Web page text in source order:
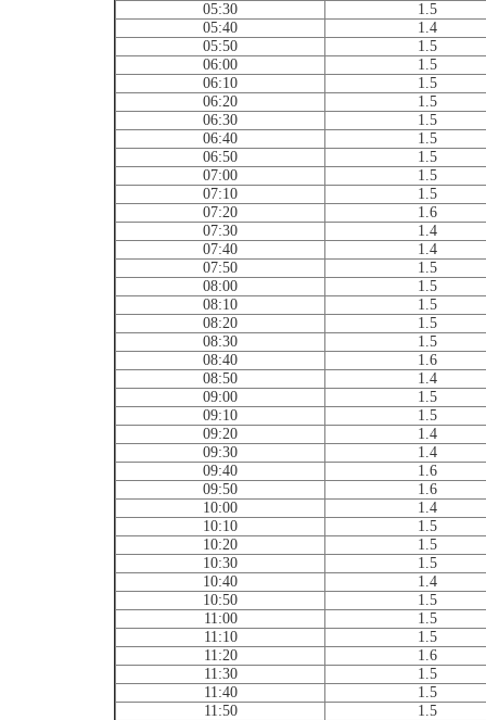
05:30
1.5
05:40
1.4
05:50
1.5
06:00
1.5
06:10
1.5
06:20
1.5
06:30
1.5
06:40
1.5
06:50
1.5
07:00
1.5
07:10
1.5
07:20
1.6
07:30
1.4
07:40
1.4
07:50
1.5
08:00
1.5
08:10
1.5
08:20
1.5
08:30
1.5
08:40
1.6
08:50
1.4
09:00
1.5
09:10
1.5
09:20
1.4
09:30
1.4
09:40
1.6
09:50
1.6
10:00
1.4
10:10
1.5
10:20
1.5
10:30
1.5
10:40
1.4
10:50
1.5
11:00
1.5
11:10
1.5
11:20
1.6
11:30
1.5
11:40
1.5
11:50
1.5